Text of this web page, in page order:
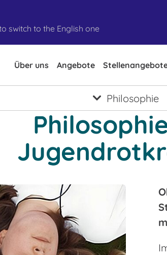
switch to the English one
Über uns Angebote
Philosophie